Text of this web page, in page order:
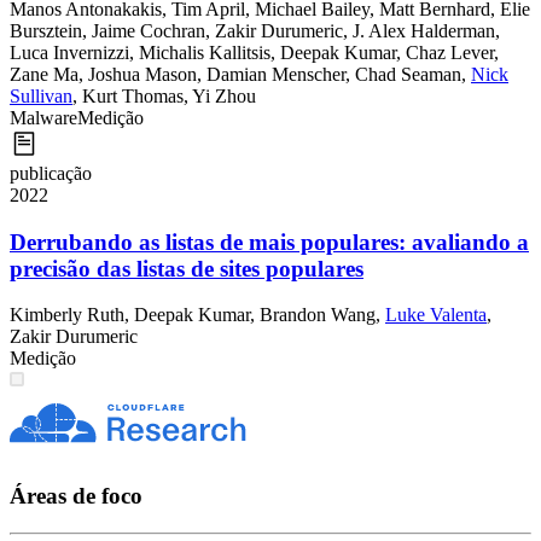
Manos Antonakakis, Tim April, Michael Bailey, Matt Bernhard, Elie
Bursztein, Jaime Cochran, Zakir Durumeric, J. Alex Halderman,
Luca Invernizzi, Michalis Kallitsis, Deepak Kumar, Chaz Lever,
Zane Ma, Joshua Mason, Damian Menscher, Chad Seaman, Nick
Sullivan, Kurt Thomas, Yi Zhou
MalwareMedição
publicação
2022
Derrubando as listas de mais populares: avaliando a
precisão das listas de sites populares
Kimberly Ruth, Deepak Kumar, Brandon Wang, Luke Valenta,
Zakir Durumeric
Medição
Áreas de foco